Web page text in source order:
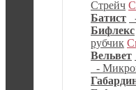
Стрейч
Батист
Бифлекс
рубчик
Вельвет
-